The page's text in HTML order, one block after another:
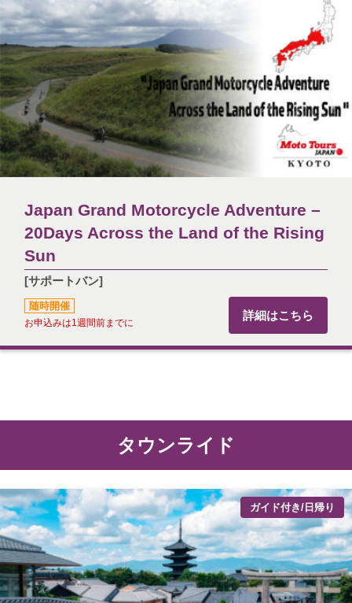
Japan Grand Motorcycle Adventure –
20Days Across the Land of the Rising
Sun
[サポートバン]
随時開催
お申込みは1週間前までに
詳細はこちら
タウンライド
ガイド付き/日帰り